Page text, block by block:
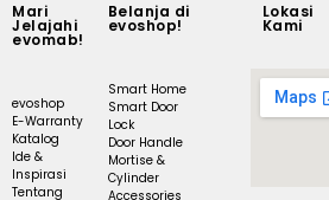
Mari
Jelajahi
evomab!
evoshop
E-Warranty
Katalog
Ide &
Inspirasi
Tentang
Belanja di
evoshop!
Smart Home
Smart Door
Lock
Door Handle
Mortise &
Cylinder
Accessories
Lokasi
Kami